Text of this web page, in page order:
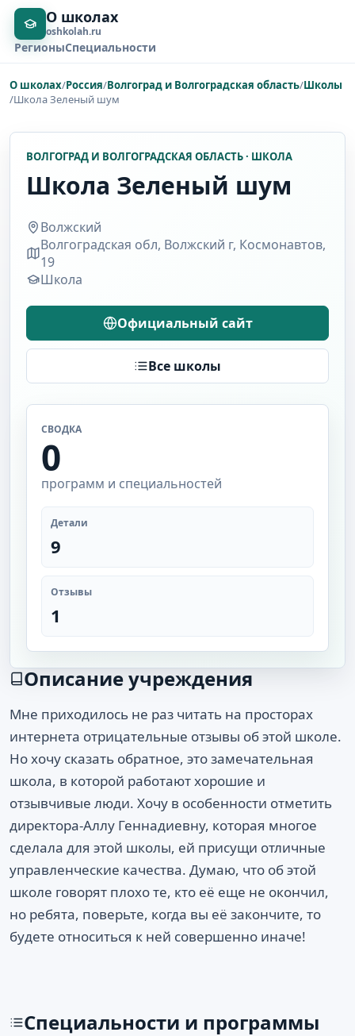
О школах
oshkolah.ru
РегионыСпециальности
О школах/Россия/Волгоград и Волгоградская область/Школы
/Школа Зеленый шум
ВОЛГОГРАД И ВОЛГОГРАДСКАЯ ОБЛАСТЬ · ШКОЛА
Школа Зеленый шум
Волжский
Волгоградская обл, Волжский г, Космонавтов,
19
Школа
Официальный сайт
Все школы
СВОДКА
0
программ и специальностей
Детали
9
Отзывы
1
Описание учреждения
Мне приходилось не раз читать на просторах
интернета отрицательные отзывы об этой школе.
Но хочу сказать обратное, это замечательная
школа, в которой работают хорошие и
отзывчивые люди. Хочу в особенности отметить
директора-Аллу Геннадиевну, которая многое
сделала для этой школы, ей присущи отличные
управленческие качества. Думаю, что об этой
школе говорят плохо те, кто её еще не окончил,
но ребята, поверьте, когда вы её закончите, то
будете относиться к ней совершенно иначе!
Специальности и программы